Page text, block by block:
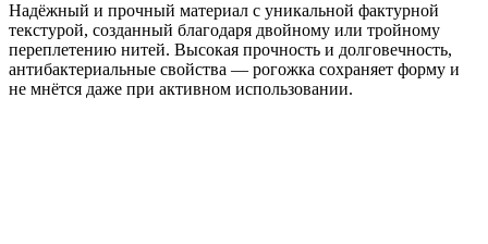
Надёжный и прочный материал с уникальной фактурной
текстурой, созданный благодаря двойному или тройному
переплетению нитей. Высокая прочность и долговечность,
антибактериальные свойства — рогожка сохраняет форму и
не мнётся даже при активном использовании.